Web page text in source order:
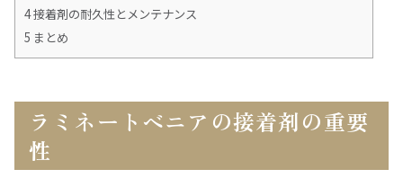
4接着剤の耐久性とメンテナンス
5 まとめ
ラミネートベニアの接着剤の重要
性